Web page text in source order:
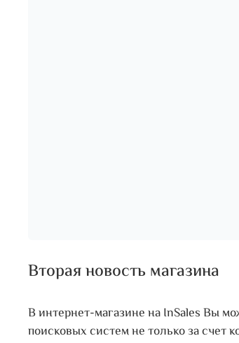
Вторая новость магазина
В интернет-магазине на InSales Вы
поисковых систем не только за счет